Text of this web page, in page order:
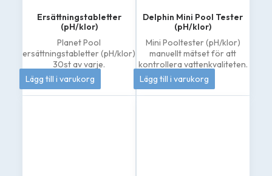
Ersättningstabletter
(pH/klor)
Planet Pool
ersättningstabletter (pH/klor)
30st av varje.
144kr
Lägg till i varukorg
Delphin Mini Pool Tester
(pH/klor)
Mini Pooltester (pH/klor)
manuellt mätset för att
kontrollera vattenkvaliteten.
133kr
Lägg till i varukorg